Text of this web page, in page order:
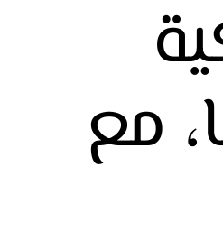
مع